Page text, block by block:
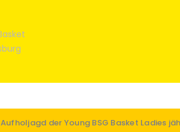
Aufholjagd der Young BSG Basket Ladies